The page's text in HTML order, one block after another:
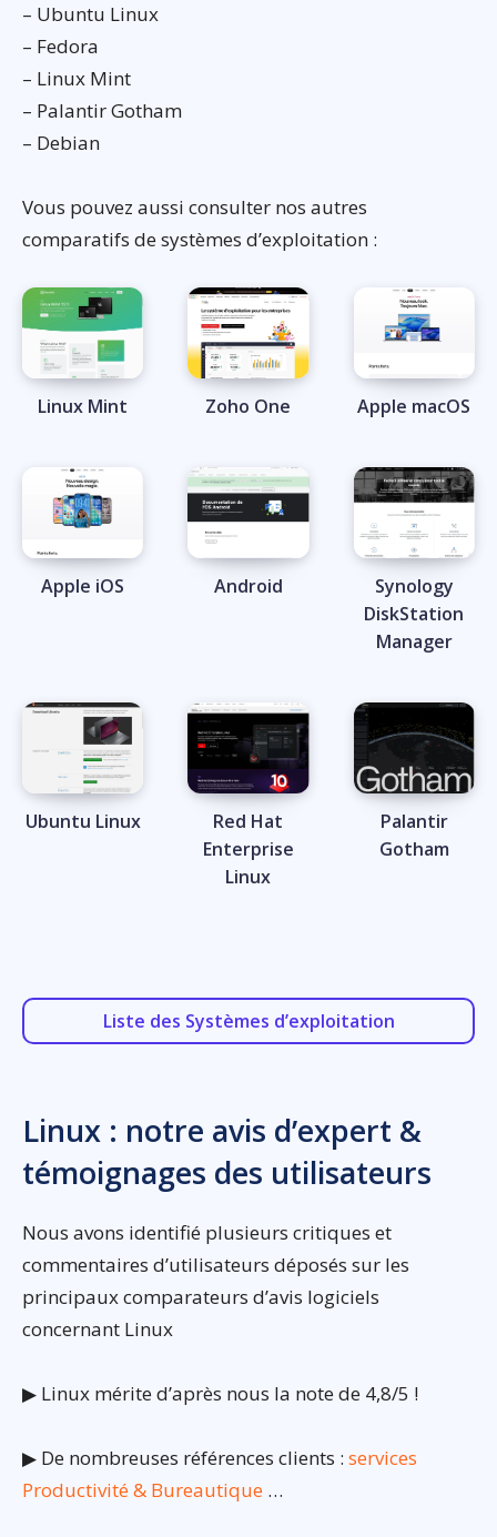
– Ubuntu Linux
– Fedora
– Linux Mint
– Palantir Gotham
– Debian
Vous pouvez aussi consulter nos autres
comparatifs de systèmes d’exploitation :
Linux Mint Zoho One Apple macOS
Apple iOS Android
Synology
DiskStation
Manager
Ubuntu Linux
Red Hat
Enterprise
Linux
Palantir
Gotham
Liste des Systèmes d’exploitation
Linux : notre avis d’expert &
témoignages des utilisateurs
Nous avons identifié plusieurs critiques et
commentaires d’utilisateurs déposés sur les
principaux comparateurs d’avis logiciels
concernant Linux
▶ Linux mérite d’après nous la note de 4,8/5 !
▶ De nombreuses références clients : services
Productivité & Bureautique …